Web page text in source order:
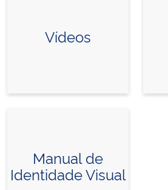
Vídeos
Manual de
Identidade Visual